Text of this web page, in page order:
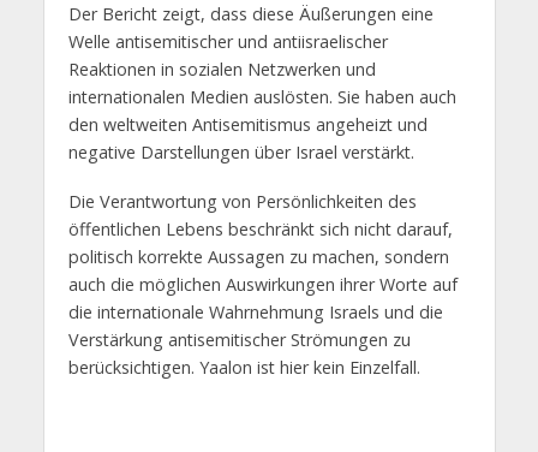
Der Bericht zeigt, dass diese Äußerungen eine
Welle antisemitischer und antiisraelischer
Reaktionen in sozialen Netzwerken und
internationalen Medien auslösten. Sie haben auch
den weltweiten Antisemitismus angeheizt und
negative Darstellungen über Israel verstärkt.
Die Verantwortung von Persönlichkeiten des
öffentlichen Lebens beschränkt sich nicht darauf,
politisch korrekte Aussagen zu machen, sondern
auch die möglichen Auswirkungen ihrer Worte auf
die internationale Wahrnehmung Israels und die
Verstärkung antisemitischer Strömungen zu
berücksichtigen. Yaalon ist hier kein Einzelfall.